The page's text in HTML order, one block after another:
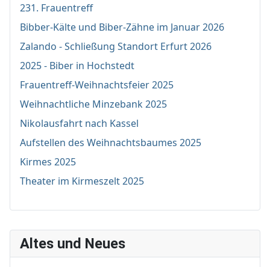
Altes und Neues
231. Frauentreff
Bibber-Kälte und Biber-Zähne im Januar 2026
Zalando - Schließung Standort Erfurt 2026
2025 - Biber in Hochstedt
Frauentreff-Weihnachtsfeier 2025
Weihnachtliche Minzebank 2025
Nikolausfahrt nach Kassel
Aufstellen des Weihnachtsbaumes 2025
Kirmes 2025
Theater im Kirmeszelt 2025